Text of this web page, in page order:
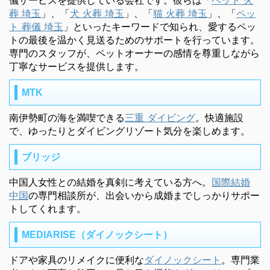
葬 埼玉 」、「犬 火葬 埼玉 」、「猫 火葬 埼玉 」、「ペッ
ト 葬儀 埼玉 」といったキーワードで知られ、愛するペッ
トの最後を温かく見送るためのサポートを行っています。
専門のスタッフが、ペットオーナーの感情を尊重しながら
丁寧なサービスを提供します。
MTK
南伊勢町の海を満喫できる三重 ダイビング。快適施設
で、ゆったりとダイビングリゾート気分を楽しめます。
ブリッジ
中国人女性との結婚を真剣に考えている方へ。 国際結婚
中国の専門相談所が、出会いから成婚までしっかりサポー
トしてくれます。
MEDIARISE（ダイノックシート）
ドアや家具のリメイクに便利なダイノックシート 。専門業